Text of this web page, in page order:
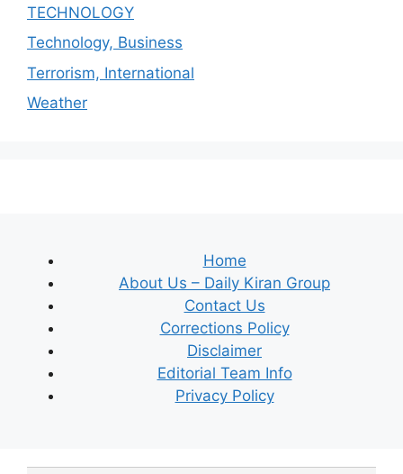
TECHNOLOGY
Technology, Business
Terrorism, International
Weather
Home
About Us – Daily Kiran Group
Contact Us
Corrections Policy
Disclaimer
Editorial Team Info
Privacy Policy